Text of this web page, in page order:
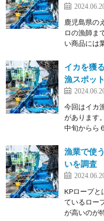
鹿児島県の
ロの漁師ま
い商品には
イカを獲
漁スポッ
今回はイカ
があります
中旬からら
漁業で使
いを調査
KPロープと
ているロー
が高いのが